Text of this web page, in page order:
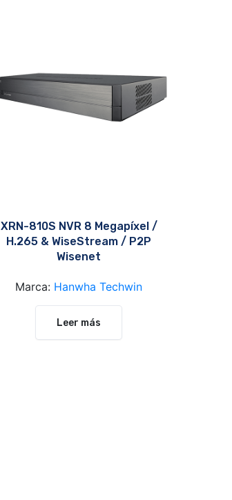
XRN-810S NVR 8 Megapíxel /
H.265 & WiseStream / P2P
Wisenet
Marca: Hanwha Techwin
Leer más